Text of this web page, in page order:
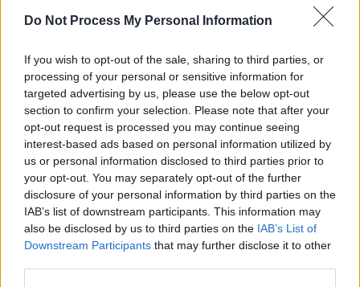
Do Not Process My Personal Information
If you wish to opt-out of the sale, sharing to third parties, or
processing of your personal or sensitive information for
targeted advertising by us, please use the below opt-out
section to confirm your selection. Please note that after your
opt-out request is processed you may continue seeing
interest-based ads based on personal information utilized by
us or personal information disclosed to third parties prior to
your opt-out. You may separately opt-out of the further
disclosure of your personal information by third parties on the
IAB’s list of downstream participants. This information may
also be disclosed by us to third parties on the IAB’s List of
Downstream Participants that may further disclose it to other
εξελίξεις στην περιοχή κοντά στην Κάσο
Υπενθυμίζεται πως τοιταλικό πλοίο levoli
Relumeπραγματοποιούσε έρευνα για την
όντιση υποβρυχίων καλωδίων πλησίον της
Κάσου. Όπως ανέφεραν την Τρίτη
διπλωματικές πηγές «η ανάπτυξη πλοίων
του τουρκικού πολεμικού ναυτικού στην
περιοχή, σε συνέχεια πλεύσης του
ερευνητικού πλοίου σε διεθνή ύδατα, είχε
ως αποτέλεσμα την ανάπτυξη και ελληνικών
πολεμικών πλοίων». Τελικά, όπως έγινε
γνωστό, το ιταλικό πλοίο ολοκλήρωσε τις